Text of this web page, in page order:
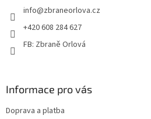
info@zbraneorlova.cz
+420 608 284 627
FB: Zbraně Orlová
Informace pro vás
Doprava a platba